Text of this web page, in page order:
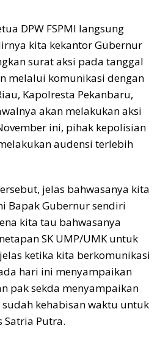
DPW FSPMI langsung
kita kekantor Gubernur
surat aksi pada tanggal
melalui komunikasi dengan
Kapolresta Pekanbaru,
akan melakukan aksi
ini, pihak kepolisian
audensi terlebih
jelas bahwasanya kita
Bapak Gubernur sendiri
kita tau bahwasanya
SK UMP/UMK untuk
ketika kita berkomunikasi
hari ini menyampaikan
pak sekda menyampaikan
sudah kehabisan waktu untuk
Satria Putra.